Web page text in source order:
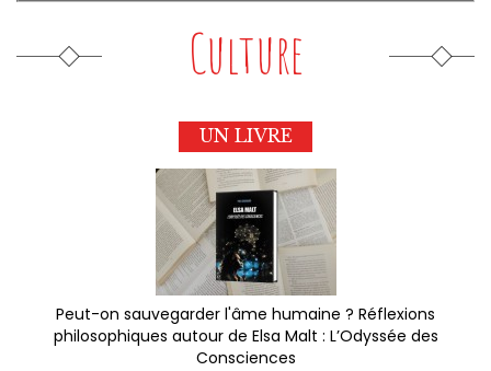
Culture
UN LIVRE
Peut-on sauvegarder l'âme humaine ? Réflexions
philosophiques autour de Elsa Malt : L’Odyssée des
Consciences